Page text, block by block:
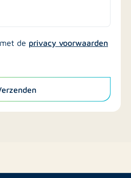
de privacy voorwaarden